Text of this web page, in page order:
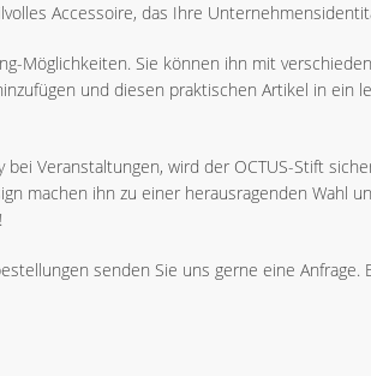
Accessoire, das Ihre
Möglichkeiten. Sie können ihn mit
und diesen praktischen Artikel in ein
Veranstaltungen, wird der OCTUS-Stift
machen ihn zu einer herausragenden Wahl
senden Sie uns gerne eine